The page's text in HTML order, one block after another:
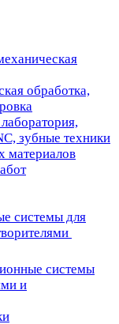
обработка,
зубные техники
материалов
системы для
системы
и